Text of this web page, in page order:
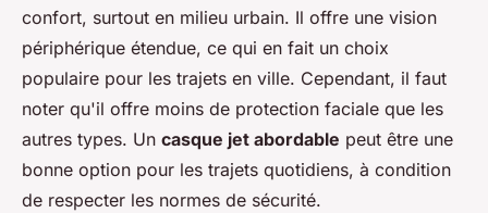
confort, surtout en milieu urbain. Il offre une vision
périphérique étendue, ce qui en fait un choix
populaire pour les trajets en ville. Cependant, il faut
noter qu'il offre moins de protection faciale que les
autres types. Un casque jet abordable peut être une
bonne option pour les trajets quotidiens, à condition
de respecter les normes de sécurité.